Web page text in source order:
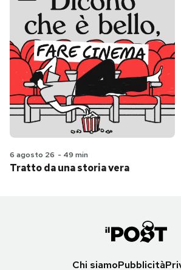
6 agosto 26 - 49 min
Tratto da una storia vera
Chi siamoPubblicità